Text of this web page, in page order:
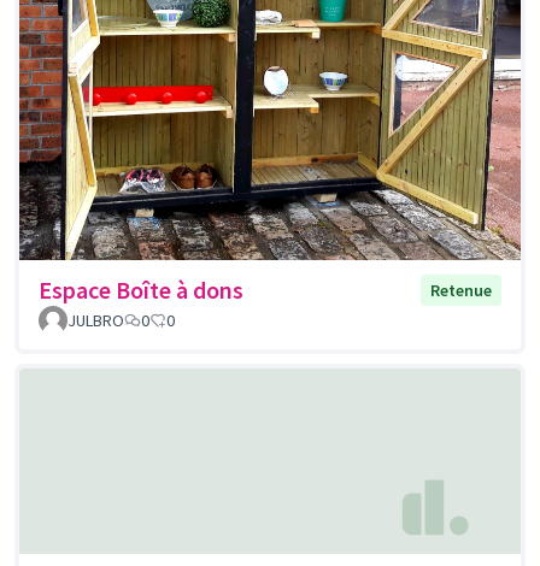
Espace Boîte à dons
Retenue
JULBRO
0 0